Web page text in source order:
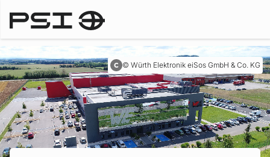
Würth Elektronik eiSos GmbH & Co. KG